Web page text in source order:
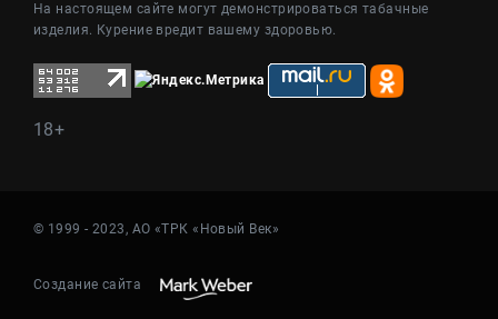
На настоящем сайте могут демонстрироваться табачные
изделия. Курение вредит вашему здоровью.
18+
© 1999 - 2023, АО «ТРК «Новый Век»
Создание сайта